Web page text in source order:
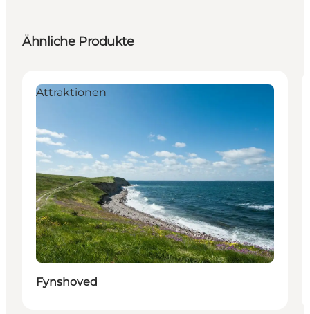
Ähnliche Produkte
Attraktionen
Fynshoved